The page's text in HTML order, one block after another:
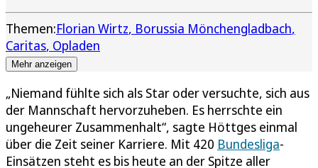
Themen:Florian Wirtz Borussia Mönchengladbach
Caritas Opladen
Mehr anzeigen
„Niemand fühlte sich als Star oder versuchte, sich aus
der Mannschaft hervorzuheben. Es herrschte ein
ungeheurer Zusammenhalt“, sagte Höttges einmal
über die Zeit seiner Karriere. Mit 420 Bundesliga-
Einsätzen steht es bis heute an der Spitze aller